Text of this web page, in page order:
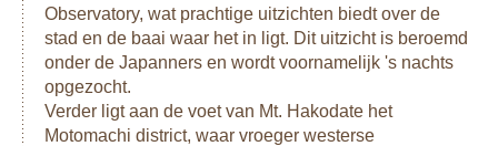
Observatory, wat prachtige uitzichten biedt over de
stad en de baai waar het in ligt. Dit uitzicht is beroemd
onder de Japanners en wordt voornamelijk 's nachts
opgezocht.
Verder ligt aan de voet van Mt. Hakodate het
Motomachi district, waar vroeger westerse